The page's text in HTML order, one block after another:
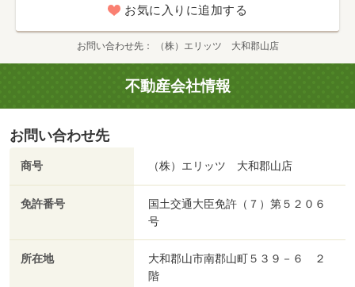
お気に入りに追加する
お問い合わせ先 （株）エリッツ 大和郡山店
不動産会社情報
お問い合わせ先
商号 （株）エリッツ 大和郡山店
免許番号
国土交通大臣免許（７）第５２０６
号
所在地
大和郡山市南郡山町５３９－６ ２
階